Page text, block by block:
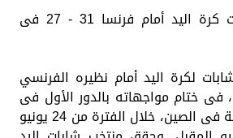
خسارة منتخب شابات كرة اليد أمام فرنسا 31 - 27 فى
لكرة اليد أمام نظيره الفرنسي
27 السبت، فى ختام مواجهاته بالدور الأول فى
بطولة العالم المقامة فى الصين، خلال الفترة من 24 يونيو